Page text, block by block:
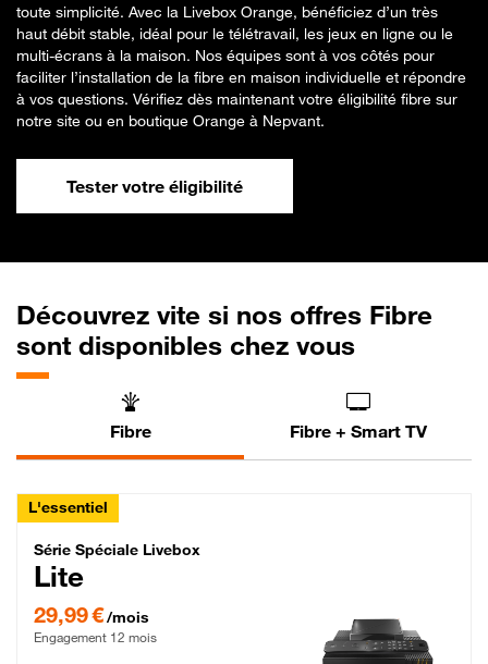
toute simplicité. Avec la Livebox Orange, bénéficiez d’un très
haut débit stable, idéal pour le télétravail, les jeux en ligne ou le
multi-écrans à la maison. Nos équipes sont à vos côtés pour
faciliter l’installation de la fibre en maison individuelle et répondre
à vos questions. Vérifiez dès maintenant votre éligibilité fibre sur
notre site ou en boutique Orange à Nepvant.
Tester votre éligibilité
Découvrez vite si nos offres Fibre
sont disponibles chez vous
Fibre Fibre + Smart TV
L'essentiel
Série Spéciale Livebox Lite Fibre
Série Spéciale Livebox
Lite
29,99 €/mois
Engagement 12 mois